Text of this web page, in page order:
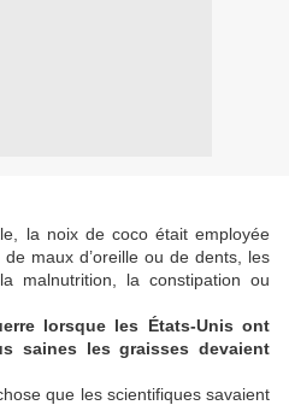
la noix de coco était employée
maux d’oreille ou de dents, les
malnutrition, la constipation ou
lorsque les États-Unis ont
saines les graisses devaient
que les scientifiques savaient